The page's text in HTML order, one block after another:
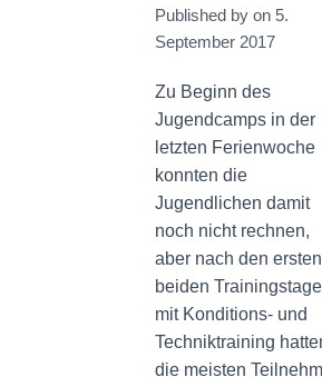
Published by on 5.
September 2017
Zu Beginn des
Jugendcamps in der
letzten Ferienwoche
konnten die
Jugendlichen damit
noch nicht rechnen,
aber nach den ersten
beiden
mit Konditions- und
Techniktraining
die meisten